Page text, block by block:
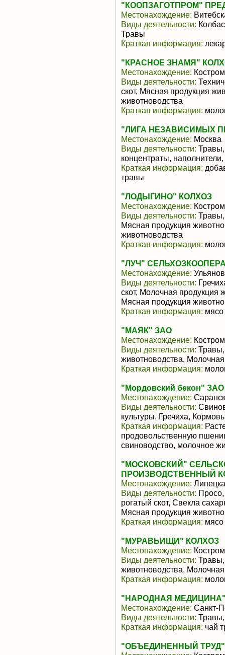
"КООПЗАГОТПРОМ"
Местонахождение:
Виды деятельности:
Травы
Краткая информация:
"КРАСНОЕ ЗНАМЯ"
Местонахождение:
Виды деятельности:
скот, Мясная продукция
животноводства
Краткая информация:
"ЛИГА НЕЗАВИСИМЫХ
Местонахождение: Москва
Виды деятельности:
концентраты,
Краткая информация:
травы
"ЛОДЫГИНО" КОЛХОЗ
Местонахождение:
Виды деятельности: Травы,
Мясная продукция
животноводства
Краткая информация:
"ЛУЧ"
Местонахождение:
Виды деятельности:
скот, Молочная продукция
Мясная продукция
Краткая информация: мясо
"МАЯК" ЗАО
Местонахождение:
Виды деятельности: Травы,
животноводства,
Краткая информация:
"Мордовский бекон" ЗАО
Местонахождение: Саранск
Виды деятельности:
культуры, Гречиха,
Краткая информация:
продовольственную
свиноводство, молочное
"МОСКОВСКИЙ"
ПРОИЗВОДСТВЕННЫЙ
Местонахождение:
Виды деятельности:
рогатый скот, Свекла
Мясная продукция
Краткая информация: мясо
"МУРАВЬИЩИ" КОЛХОЗ
Местонахождение:
Виды деятельности: Травы,
животноводства,
Краткая информация:
"НАРОДНАЯ
Местонахождение: Санкт-
Виды деятельности:
Краткая информация: чай
"ОБЪЕДИНЕННЫЙ